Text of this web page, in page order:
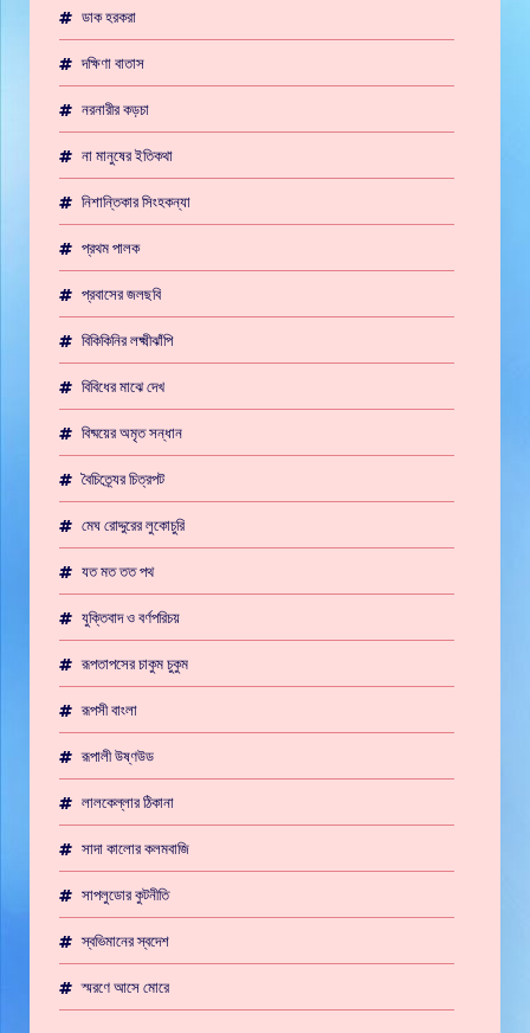
ডাক হরকরা
দক্ষিণা বাতাস
নরনারীর কড়চা
না মানুষের ইতিকথা
নিশান্তিকার সিংহকন্যা
প্রথম পালক
প্রবাসের জলছবি
বিকিকিনির লক্ষ্মীঝাঁপি
বিবিধের মাঝে দেখ
বিষ্ময়ের অমৃত সন্ধান
বৈচিত্র্যের চিত্রপট
মেঘ রোদ্দুরের লুকোচুরি
যত মত তত পথ
যুক্তিবাদ ও বর্ণপরিচয়
রূপতাপসের চাকুম চুকুম
রূপসী বাংলা
রূপালী উষ্ণউড
লালকেল্লার ঠিকানা
সাদা কালোর কলমবাজি
সাপলুডোর কুটনীতি
স্বভিমানের স্বদেশ
স্মরণে আসে মোরে